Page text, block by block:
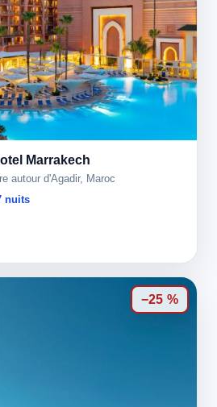
Marrakech
autour d'Agadir, Maroc
nuits
−25 %